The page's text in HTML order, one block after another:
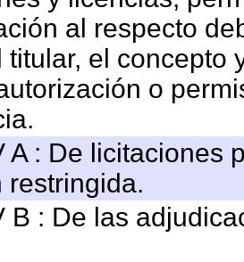
al respecto
titular, el concepto
o
A : De licitaciones
restringida.
B : De las